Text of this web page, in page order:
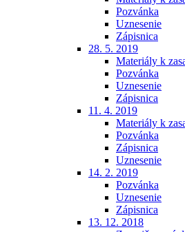
Pozvánka
Uznesenie
Zápisnica
28. 5. 2019
Materiály k
Pozvánka
Uznesenie
Zápisnica
11. 4. 2019
Materiály k
Pozvánka
Zápisnica
Uznesenie
14. 2. 2019
Pozvánka
Uznesenie
Zápisnica
13. 12. 2018